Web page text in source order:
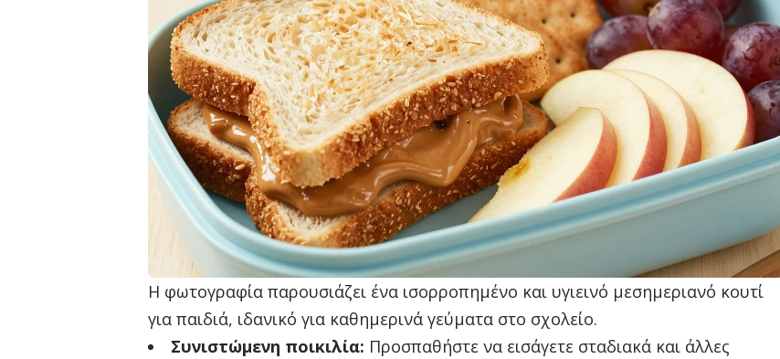
Η φωτογραφία παρουσιάζει ένα ισορροπημένο και υγιεινό μεσημεριανό κουτί
για παιδιά, ιδανικό για καθημερινά γεύματα στο σχολείο.
Συνιστώμενη ποικιλία: Προσπαθήστε να εισάγετε σταδιακά και άλλες